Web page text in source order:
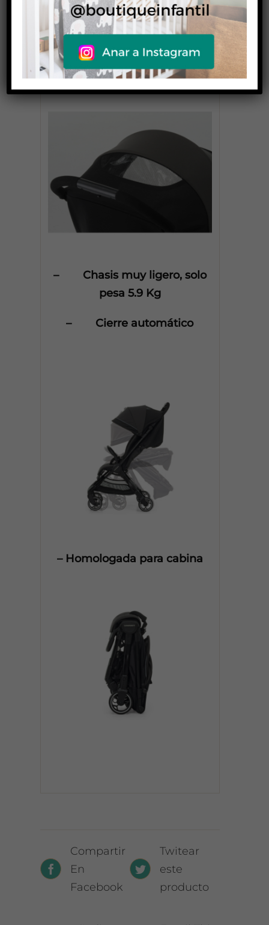
– Capota con ventana
para ver al bebé
– Chasis muy ligero, solo
pesa 5.9 Kg
– Cierre automático
– Homologada para cabina
Compartir
En
Facebook
Twitear
este
producto